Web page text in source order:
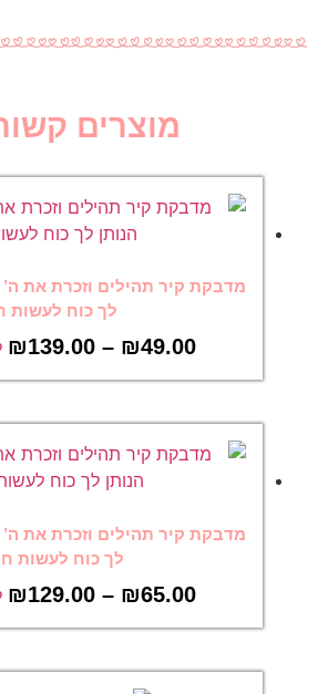
מוצרים
מדבקת קיר תהילים וזכרת את ה’
לך כוח לעשות
₪49.00
–
₪139.00
מדבקת קיר תהילים וזכרת את ה’
לך כוח לעשות
₪65.00
–
₪129.00